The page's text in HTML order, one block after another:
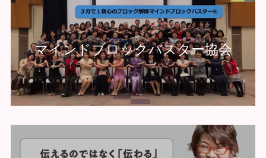
マインドブロックバスター協会